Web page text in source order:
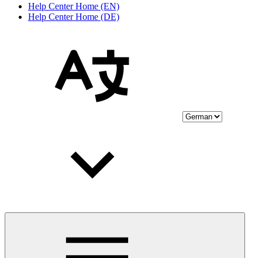
Help Center Home (EN)
Help Center Home (DE)